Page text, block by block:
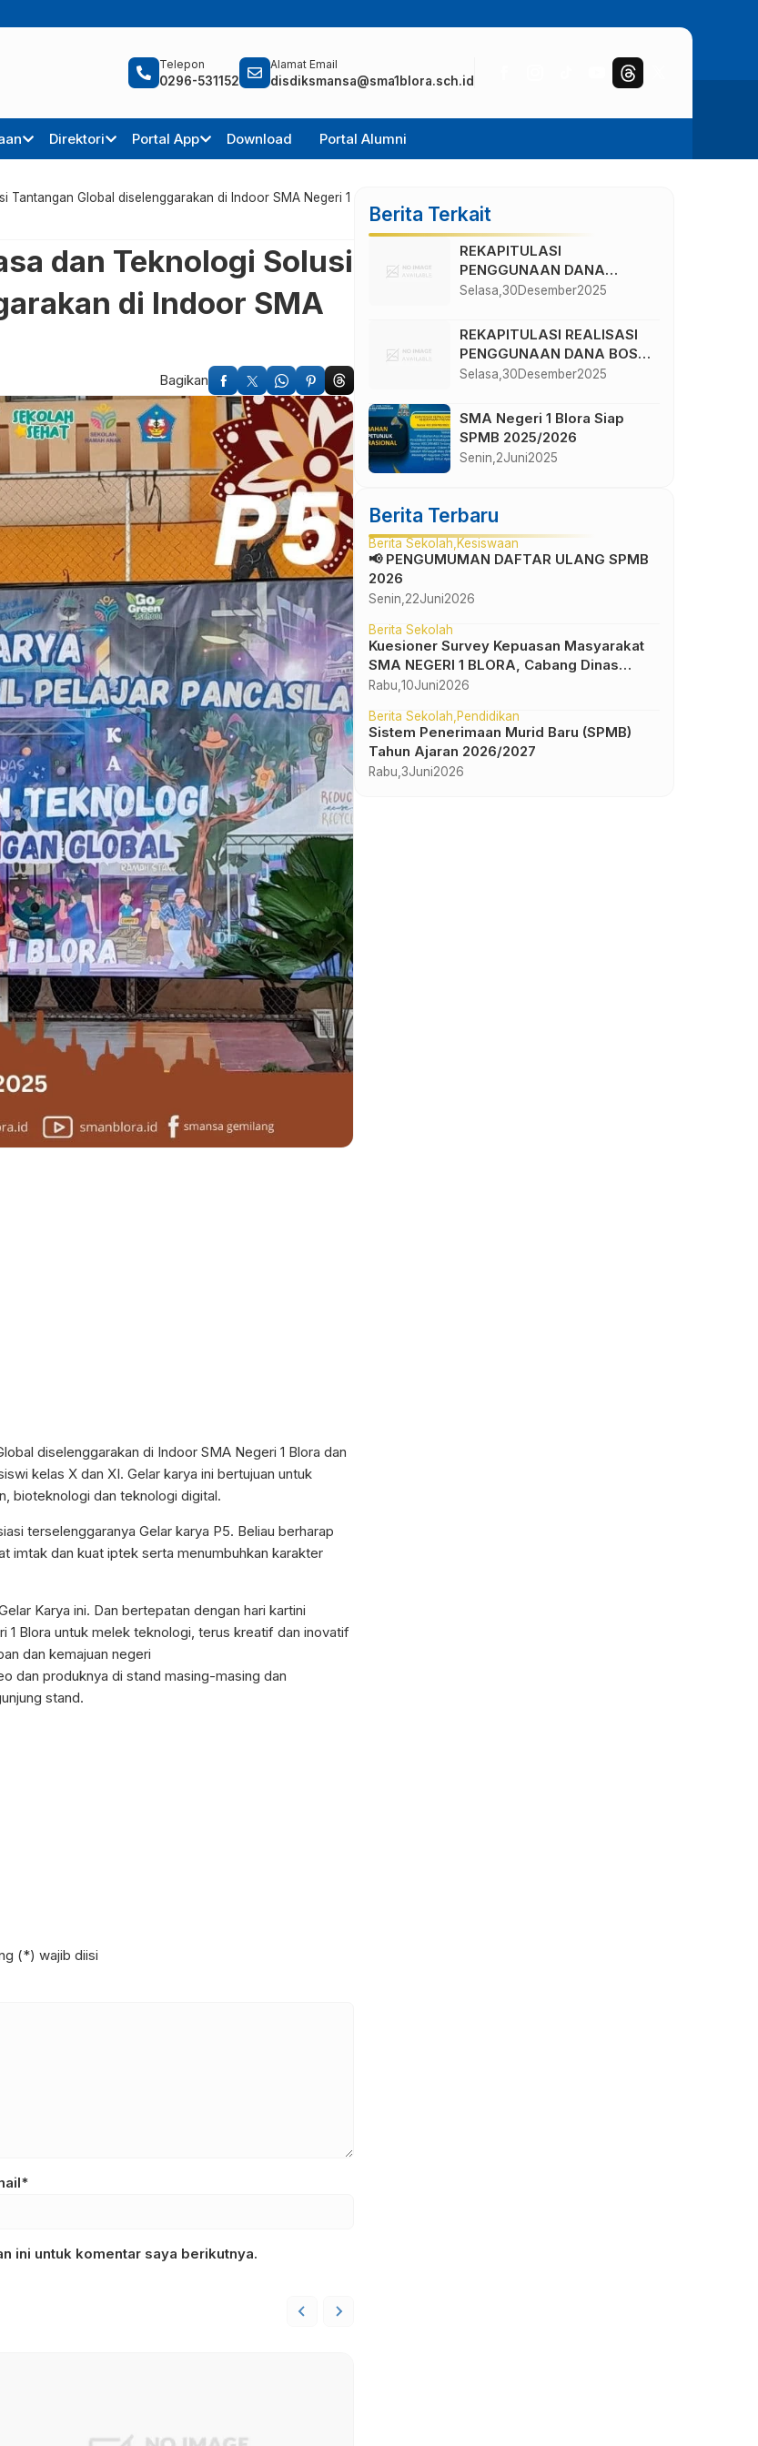
Telepon
0296-531152
Alamat Email
disdiksmansa@sma1blora.sch.id
Direktori Portal App Download Portal Alumni
Tantangan Global diselenggarakan di Indoor SMA Negeri 1
dan Teknologi Solusi
di Indoor SMA
Bagikan
diselenggarakan di Indoor SMA Negeri 1 Blora dan
kelas X dan XI. Gelar karya ini bertujuan untuk
bioteknologi dan teknologi digital.
terselenggaranya Gelar karya P5. Beliau berharap
imtak dan kuat iptek serta menumbuhkan karakter
Karya ini. Dan bertepatan dengan hari kartini
Blora untuk melek teknologi, terus kreatif dan inovatif
dan kemajuan negeri
dan produknya di stand masing-masing dan
stand.
(*) wajib diisi
ini untuk komentar saya berikutnya.
Berita Terkait
REKAPITULASI
PENGGUNAAN DANA
BOSKIN TAHUN 2025
Selasa, 30Desember2025
REKAPITULASI REALISASI
PENGGUNAAN DANA BOS
REGULAR TAHAP II
Selasa, 30Desember2025
SMA Negeri 1 Blora Siap
SPMB 2025/2026
Senin, 2Juni2025
Berita Terbaru
Berita Sekolah Kesiswaan
📢 PENGUMUMAN DAFTAR ULANG SPMB
2026
Senin, 22Juni2026
Berita Sekolah
Kuesioner Survey Kepuasan Masyarakat
SMA NEGERI 1 BLORA, Cabang Dinas
Pendidikan Wilayah IV
Rabu, 10Juni2026
Berita Sekolah Pendidikan
Sistem Penerimaan Murid Baru (SPMB)
Tahun Ajaran 2026/2027
Rabu, 3Juni2026